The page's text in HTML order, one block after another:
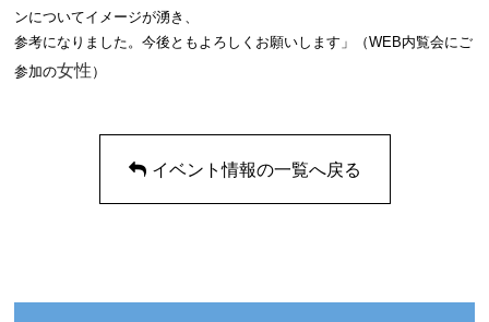
ンについてイメージが湧き、
参考になりました。今後ともよろしくお願いします」（WEB内覧会にご
参加の女性 ）
イベント情報の一覧へ戻る